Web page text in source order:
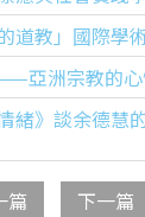
道教」國際學
亞洲宗教的
緒》談余德慧
篇 下一篇